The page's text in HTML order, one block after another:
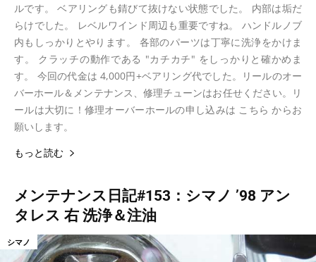
ルです。 ベアリングも錆びて抜けない状態でした。 内部は垢だ
らけでした。 レベルワインド周辺も重要ですね。 ハンドルノブ
内もしっかりとやります。 各部のパーツは丁寧に洗浄をかけま
す。 クラッチの動作である "カチカチ" をしっかりと確かめま
す。 今回の代金は 4,000円+ベアリング代でした。リールのオー
バーホール＆メンテナンス、修理チューンはお任せください。リ
ールは大切に！修理オーバーホールの申し込みは こちら からお
願いします。
もっと読む
メンテナンス日記#153：シマノ ’98 アン
タレス 右 洗浄＆注油
シマノ